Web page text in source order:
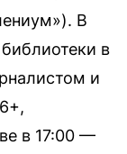
В
в
и
в 17:00 —